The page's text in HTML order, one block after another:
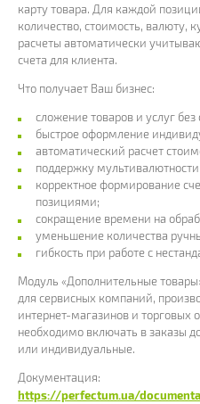
карту товара. Для каждой
количество, стоимость, валюту,
расчеты автоматически
счета для клиента.
Что получает Ваш бизнес:
сложение товаров и услуг
быстрое оформление
автоматический расчет
поддержку
корректное формирование
позициями;
сокращение времени на
уменьшение количества
гибкость при работе с
Модуль «Дополнительные
для сервисных компаний,
интернет-магазинов и торговых
необходимо включать в заказы
или индивидуальные.
Документация:
https://perfectum.ua/